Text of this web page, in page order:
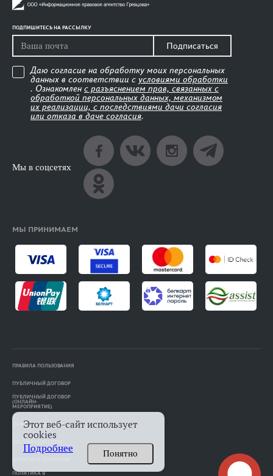
ПОДПИШИТЕСЬ НА РАССЫЛКУ
Подписаться
Даю согласие на обработку моих персональных
данных в соответствии с условиями обработки
. Ознакомлен с разъяснением прав, связанных с
обработкой персональных данных, механизмом
их реализации, с последствиями дачи согласия
или отказа в даче согласия.
Мы в соцсетях
МЫ ПРИНИМАЕМ
ПРАВИЛА ПОЛЬЗОВАНИЯ
ПУБЛИЧНЫЙ ДОГОВОР
ПУБЛИЧНЫЙ ДОГОВОР
(ОНЛАЙН-
МЕРОПРИЯТИЕ)
ПАМЯТКА АВТОРАМ
ПОЛИТИКА В
Этот веб-сайт использует
cookies
Подробнее
Понятно